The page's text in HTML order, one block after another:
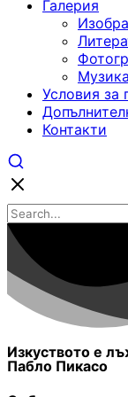
Галерия
Музика
Условия за
Контакти
Изкуството е
Пабло Пикасо